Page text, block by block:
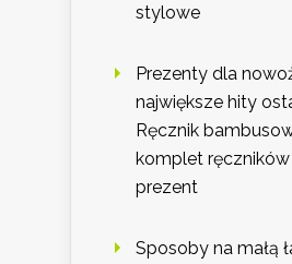
stylowe
Prezenty dla
największe hity
Ręcznik
komplet ręczników
prezent
Sposoby na małą